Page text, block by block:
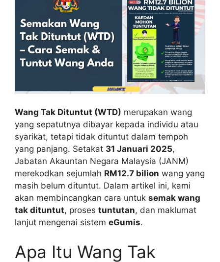
Wang Tak Dituntut (WTD) merupakan wang
yang sepatutnya dibayar kepada individu atau
syarikat, tetapi tidak dituntut dalam tempoh
yang panjang. Setakat 31 Januari 2025,
Jabatan Akauntan Negara Malaysia (JANM)
merekodkan sejumlah RM12.7 bilion wang yang
masih belum dituntut. Dalam artikel ini, kami
akan membincangkan cara untuk semak wang
tak dituntut, proses tuntutan, dan maklumat
lanjut mengenai sistem eGumis.
Apa Itu Wang Tak